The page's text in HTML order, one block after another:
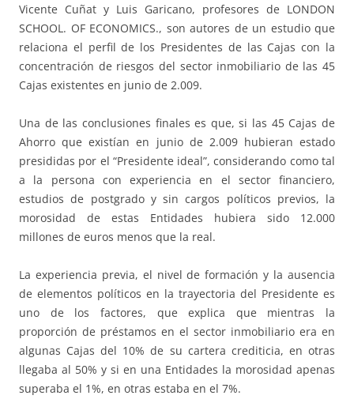
Vicente Cuñat y Luis Garicano, profesores de LONDON
SCHOOL. OF ECONOMICS., son autores de un estudio que
relaciona el perfil de los Presidentes de las Cajas con la
concentración de riesgos del sector inmobiliario de las 45
Cajas existentes en junio de 2.009.
Una de las conclusiones finales es que, si las 45 Cajas de
Ahorro que existían en junio de 2.009 hubieran estado
presididas por el “Presidente ideal”, considerando como tal
a la persona con experiencia en el sector financiero,
estudios de postgrado y sin cargos políticos previos, la
morosidad de estas Entidades hubiera sido 12.000
millones de euros menos que la real.
La experiencia previa, el nivel de formación y la ausencia
de elementos políticos en la trayectoria del Presidente es
uno de los factores, que explica que mientras la
proporción de préstamos en el sector inmobiliario era en
algunas Cajas del 10% de su cartera crediticia, en otras
llegaba al 50% y si en una Entidades la morosidad apenas
superaba el 1%, en otras estaba en el 7%.